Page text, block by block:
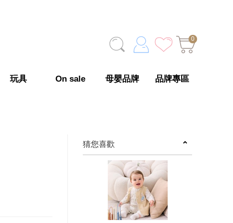
0
玩具 On sale 母嬰品牌 品牌專區
猜您喜歡